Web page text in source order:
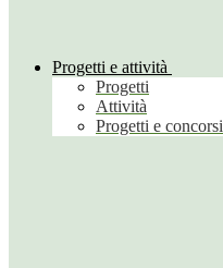
Progetti e attività
Progetti
Attività
Progetti e concorsi